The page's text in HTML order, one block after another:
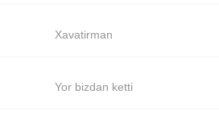
Xavatirman
Yor bizdan ketti